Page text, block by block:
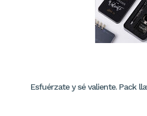
Esfuérzate y sé valiente. Pack